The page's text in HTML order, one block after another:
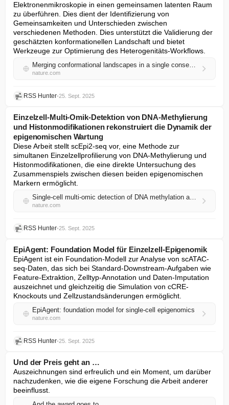
Elektronenmikroskopie in einen gemeinsamen latenten Raum
zu überführen. Dies dient der Identifizierung von
Gemeinsamkeiten und Unterschieden zwischen
verschiedenen Methoden. Dies unterstützt die Validierung der
geschätzten konformationellen Landschaft und bietet
Werkzeuge zur Optimierung des Heterogenitäts-Workflows.
Merging conformational landscapes in a single consensus space with FlexConsensus algorithm
nature.com
RSS Hunter•25. Sept. 2025
Einzelzell-Multi-Omik-Detektion von DNA-Methylierung
und Histonmodifikationen rekonstruiert die Dynamik der
epigenomischen Wartung
Diese Arbeit stellt scEpi2-seq vor, eine Methode zur
simultanen Einzelzellprofilierung von DNA-Methylierung und
Histonmodifikationen, die eine direkte Untersuchung des
Zusammenspiels zwischen diesen beiden epigenomischen
Markern ermöglicht.
Single-cell multi-omic detection of DNA methylation and histone modifications reconstructs the dynamics of epigenomic maintenance
nature.com
RSS Hunter•25. Sept. 2025
EpiAgent: Foundation Model für Einzelzell-Epigenomik
EpiAgent ist ein Foundation-Modell zur Analyse von scATAC-
seq-Daten, das sich bei Standard-Downstream-Aufgaben wie
Feature-Extraktion, Zelltyp-Annotation und Daten-Imputation
auszeichnet und gleichzeitig die Simulation von cCRE-
Knockouts und Zellzustandsänderungen ermöglicht.
EpiAgent: foundation model for single-cell epigenomics
nature.com
RSS Hunter•25. Sept. 2025
Und der Preis geht an …
Auszeichnungen sind erfreulich und ein Moment, um darüber
nachzudenken, wie die eigene Forschung die Arbeit anderer
beeinflusst.